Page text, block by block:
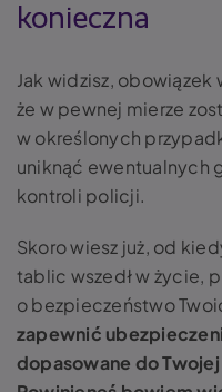
konieczna
Jak widzisz,
że w pewnej mierze
w określonych
uniknąć ewentualnych
kontroli policji.
Skoro wiesz już, od
tablic wszedł w życie,
o bezpieczeństwo
zapewnić
dopasowane do